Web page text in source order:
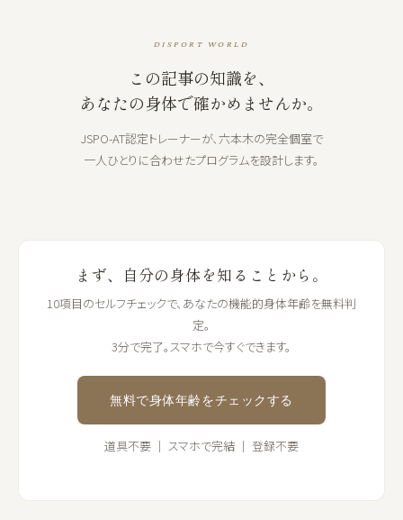
DISPORT WORLD
この記事の知識を、
あなたの身体で確かめませんか。
JSPO-AT認定トレーナーが、六本木の完全個室で
一人ひとりに合わせたプログラムを設計します。
まず、自分の身体を知ることから。
10項目のセルフチェックで、あなたの機能的身体年齢を無料判
定。
3分で完了。スマホで今すぐできます。
無料で身体年齢をチェックする
道具不要 ｜ スマホで完結 ｜ 登録不要